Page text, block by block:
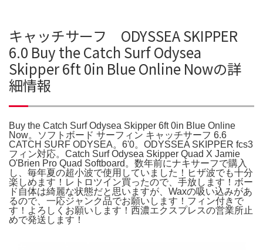
キャッチサーフ ODYSSEA SKIPPER
6.0 Buy the Catch Surf Odysea
Skipper 6ft 0in Blue Online Nowの詳
細情報
Buy the Catch Surf Odysea Skipper 6ft 0in Blue Online
Now。ソフトボード サーフィン キャッチサーフ 6.6
CATCH SURF ODYSEA。6'0。ODYSSEA SKIPPER fcs3
フィン対応。Catch Surf Odysea Skipper Quad X Jamie
O'Brien Pro Quad Softboard。数年前にナキサーフで購入
し、毎年夏の超小波で使用していました！ヒザ波でも十分
楽しめます！レトロツイン買ったので、手放します！ボー
ド自体は綺麗な状態だと思いますが、Waxの吸い込みがあ
るので、一応ジャンク品でお願いします！フィン付きで
す！よろしくお願いします！西濃エクスプレスの営業所止
めで発送します！